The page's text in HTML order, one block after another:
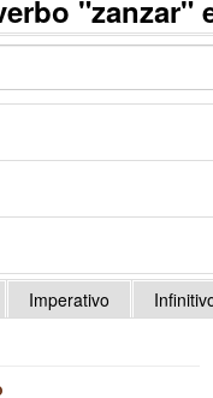
"zanzar"
Imperativo